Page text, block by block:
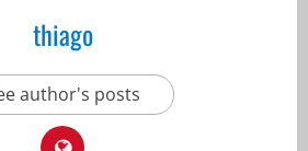
thiago
author's posts